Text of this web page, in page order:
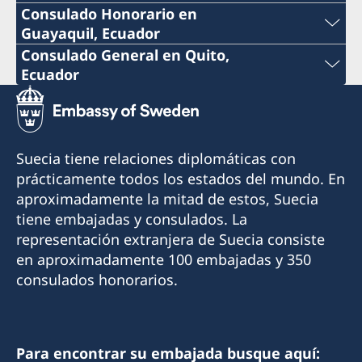
Consulado Honorario en
Guayaquil, Ecuador
Teléfono:
+593 4 3951777
Correo:
consuladosueciaguayaquil@gmail.com
Dirección: Ivan Bohman, Km. 6 1/2 Vía Daule
Horario de atención: Lunes a viernes de 09:00-
11:00 con cita previa mediante correo
electrónico
Johanna Bohman
Consulado General en Quito,
Ecuador
Teléfono:
+593 2 3413888 ext 122
Correo:
consuladosuecoquito@gmail.com
Dirección: Calle OE11 61-96 y OE10, Bellavista
Alta, Cotocollao, Quito
Cónsul:
Suecia tiene relaciones diplomáticas con
prácticamente todos los estados del mundo. En
aproximadamente la mitad de estos, Suecia
tiene embajadas y consulados. La
representación extranjera de Suecia consiste
en aproximadamente 100 embajadas y 350
consulados honorarios.
Para encontrar su embajada busque aquí: